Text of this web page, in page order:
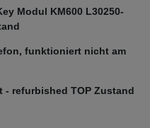
Modul KM600 L30250-
funktioniert nicht am
refurbished TOP Zustand